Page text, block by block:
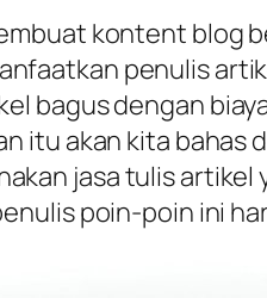
kontent blog
penulis
bagus dengan
itu akan kita bahas
jasa tulis artikel
poin-poin ini